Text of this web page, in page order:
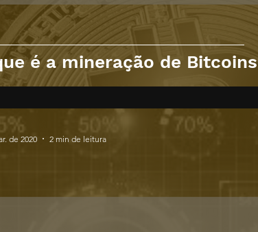
é a mineração de Bitcoins
de 2020 2 min de leitura